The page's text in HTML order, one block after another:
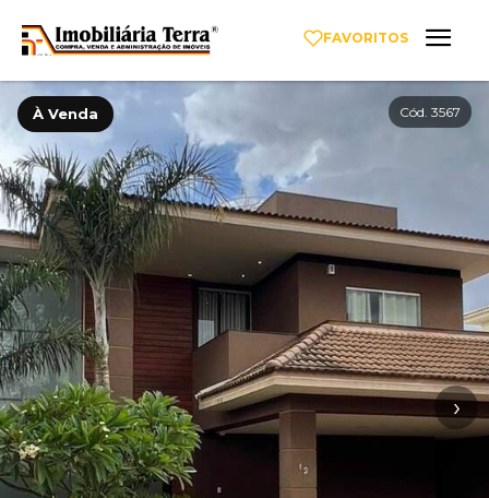
FAVORITOS
À Venda Cód. 3567
‹ ›